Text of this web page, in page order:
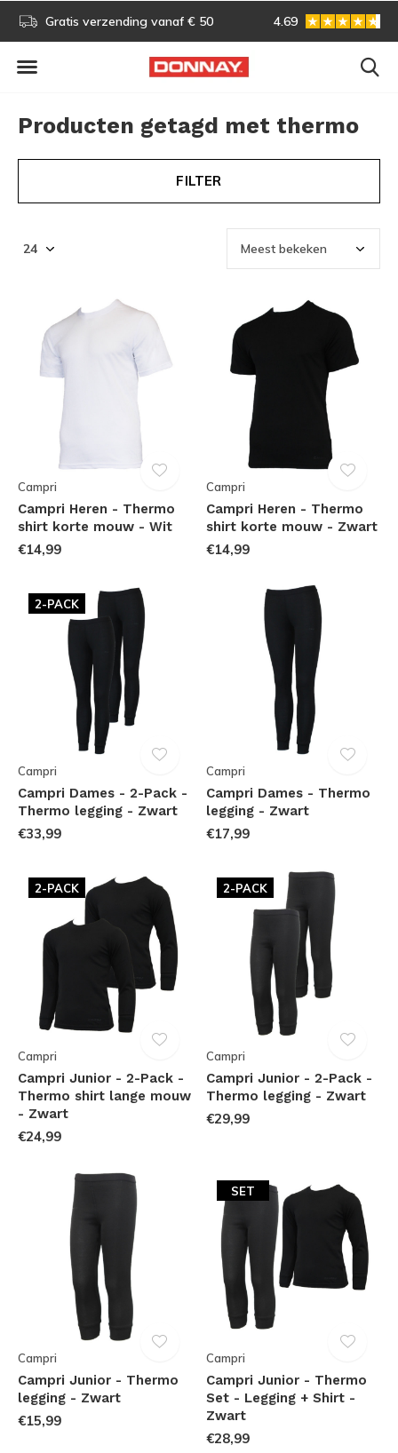
Gratis verzending vanaf € 50 Gratis omruilen
4.69
Producten getagd met thermo
FILTER
Campri
Campri Heren - Thermo
shirt korte mouw - Wit
€14,99
Campri
Campri Heren - Thermo
shirt korte mouw - Zwart
€14,99
2-PACK
Campri
Campri Dames - 2-Pack -
Thermo legging - Zwart
€33,99
Campri
Campri Dames - Thermo
legging - Zwart
€17,99
2-PACK
Campri
Campri Junior - 2-Pack -
Thermo shirt lange mouw
- Zwart
€24,99
2-PACK
Campri
Campri Junior - 2-Pack -
Thermo legging - Zwart
€29,99
Campri
Campri Junior - Thermo
legging - Zwart
€15,99
SET
Campri
Campri Junior - Thermo
Set - Legging + Shirt -
Zwart
€28,99